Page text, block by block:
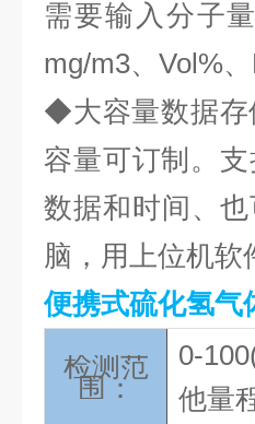
需要输入分子
mg/m3、Vol%
◆大容量数据存
容量可订制。
数据和时间、
脑，用上位机软
便携式硫化氢气
检测范
围：
0-
他量